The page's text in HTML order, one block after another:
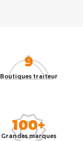
9
Boutiques traiteur
100+
Grandes marques